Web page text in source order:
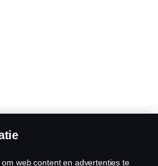
web content en advertenties te